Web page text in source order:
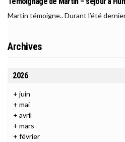
Martin témoigne.. Durant l’été dernier,
Archives
2026
+ juin
+ mai
+ avril
+ mars
+ février